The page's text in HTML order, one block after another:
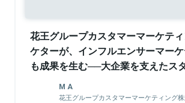
花王グループカスタマーマーケテ
ケターが、インフルエンサーマー
も成果を生む──大企業を支えたス
M A
花王グループカスタマーマーケティング